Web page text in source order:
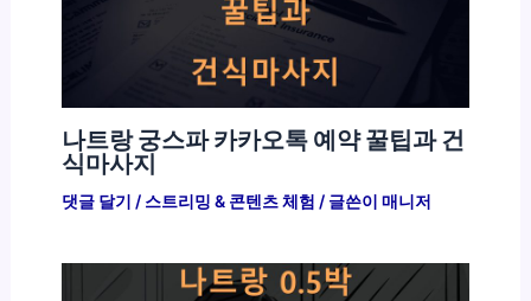
나트랑 궁스파 카카오톡 예약 꿀팁과 건
식마사지
댓글 달기 / 스트리밍 & 콘텐츠 체험 / 글쓴이 매니저